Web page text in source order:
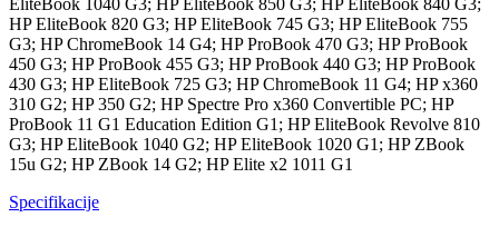
HP EliteBook 820 G3; HP EliteBook 745 G3; HP EliteBook 755
G3; HP ChromeBook 14 G4; HP ProBook 470 G3; HP ProBook
450 G3; HP ProBook 455 G3; HP ProBook 440 G3; HP ProBook
430 G3; HP EliteBook 725 G3; HP ChromeBook 11 G4; HP x360
310 G2; HP 350 G2; HP Spectre Pro x360 Convertible PC; HP
ProBook 11 G1 Education Edition G1; HP EliteBook Revolve 810
G3; HP EliteBook 1040 G2; HP EliteBook 1020 G1; HP ZBook
15u G2; HP ZBook 14 G2; HP Elite x2 1011 G1
Specifikacije